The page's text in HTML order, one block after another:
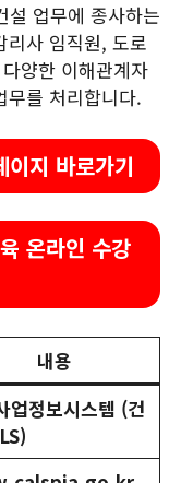
설 업무에 종사하는
리사 임직원, 도로
양한 이해관계자
무를 처리합니다.
이지 바로가기
온라인 수강
내용
업정보시스템 (건